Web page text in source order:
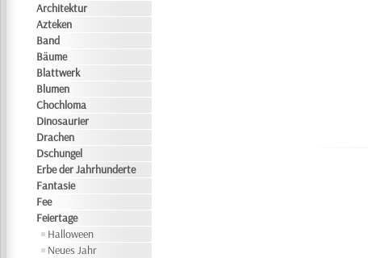
Architektur
Azteken
Band
Bäume
Blattwerk
Blumen
Chochloma
Dinosaurier
Drachen
Dschungel
Erbe der Jahrhunderte
Fantasie
Fee
Feiertage
Halloween
Neues Jahr